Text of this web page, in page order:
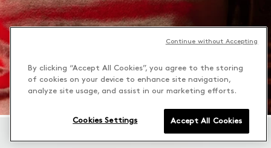
By clicking “Accept All Cookies”, you agree to the storing
of cookies on your device to enhance site navigation,
analyze site usage, and assist in our marketing efforts.
Accept All Cookies
Cookies Settings
Continue without Accepting